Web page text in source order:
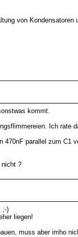
von Kondensatoren
kommt.
Ich rate
470nF parallel zum C1
nicht ?
;-)
liegen!
muss aber imho